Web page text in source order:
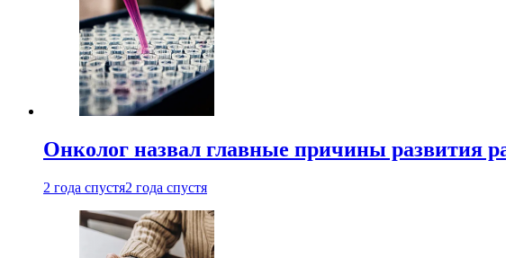
Онколог назвал главные причины развития
2 года спустя2 года спустя